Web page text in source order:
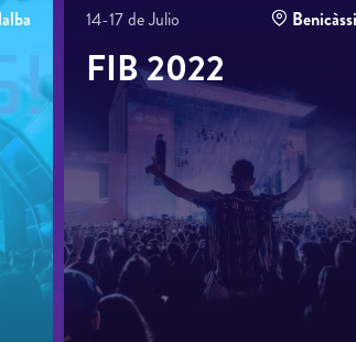
14-17 de Julio
FIB 2022